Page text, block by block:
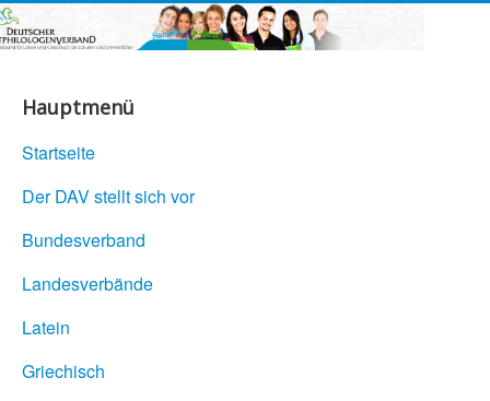
Hauptmenü
Startseite
Der DAV stellt sich vor
Bundesverband
Landesverbände
Latein
Griechisch